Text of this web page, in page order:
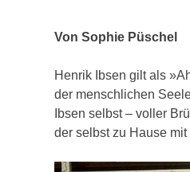
Von Sophie Püschel
Henrik Ibsen gilt als
der menschlichen
Ibsen selbst – voller
der selbst zu Hause